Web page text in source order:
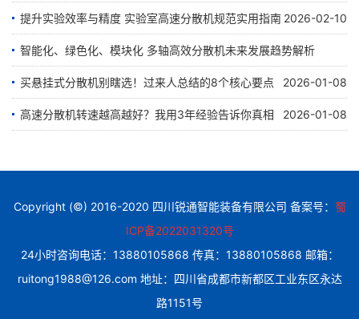
2026-02-10
提升实验效率与精度 实验室高速分散机规范实用指南 2026-02-10
智能化、绿色化、模块化 多轴高效分散机未来发展趋势解析
2026-02-10
买悬挂式分散机别瞎选！过来人总结的8个核心要点 2026-01-08
高速分散机转速越高越好？我用3年经验告诉你真相 2026-01-08
Copyright (©) 2016-2020 四川锐通智能装备有限公司 备案号： 蜀
ICP备2022031320号
24小时咨询电话：13880105868 传真：13880105868 邮箱：
ruitong1988@126.com 地址：四川省成都市新都区工业东区永达
路1151号